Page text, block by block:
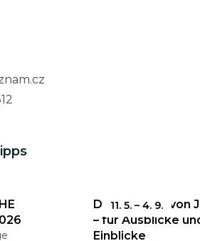
11. 5. – 4. 9.
Das Rathaus von
– für Ausblicke
Einblicke